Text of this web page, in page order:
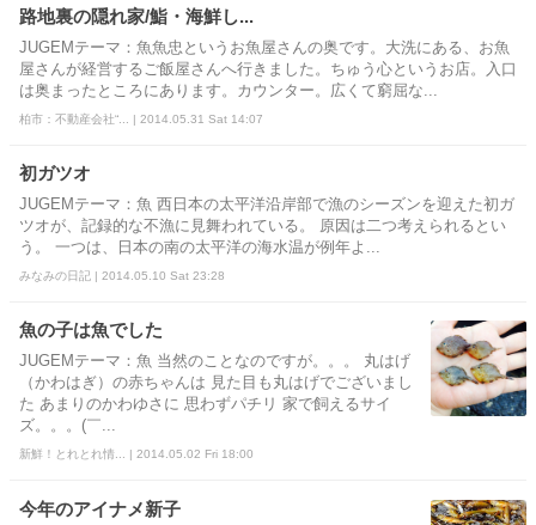
路地裏の隠れ家/鮨・海鮮し...
JUGEMテーマ：魚魚忠というお魚屋さんの奥です。大洗にある、お魚
屋さんが経営するご飯屋さんへ行きました。ちゅう心というお店。入口
は奥まったところにあります。カウンター。広くて窮屈な...
柏市：不動産会社“... | 2014.05.31 Sat 14:07
初ガツオ
JUGEMテーマ：魚 西日本の太平洋沿岸部で漁のシーズンを迎えた初ガ
ツオが、記録的な不漁に見舞われている。 原因は二つ考えられるとい
う。 一つは、日本の南の太平洋の海水温が例年よ...
みなみの日記 | 2014.05.10 Sat 23:28
魚の子は魚でした
JUGEMテーマ：魚 当然のことなのですが。。。 丸はげ
（かわはぎ）の赤ちゃんは 見た目も丸はげでございまし
た あまりのかわゆさに 思わずパチリ 家で飼えるサイ
ズ。。。(￣...
新鮮！とれとれ情... | 2014.05.02 Fri 18:00
今年のアイナメ新子